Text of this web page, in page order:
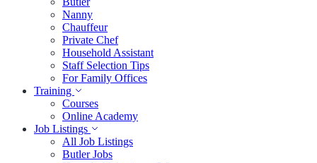
Nanny
Chauffeur
Private Chef
Household Assistant
Staff Selection Tips
For Family Offices
Training
Courses
Online Academy
Job Listings
All Job Listings
Butler Jobs